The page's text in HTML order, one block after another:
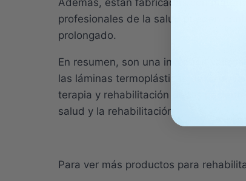
profesionales de la salud pueden
prolongado.
En resumen, son una inversión
las láminas termoplásticas de Orfit,
terapia y rehabilitación de los
salud y la rehabilitación.
Para ver más productos para